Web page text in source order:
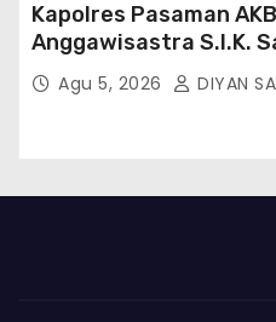
Kapolres Pasaman
Anggawisastra S.I.K.
Kepala Cakrawala Tv
Agu 5, 2026 DIYAN